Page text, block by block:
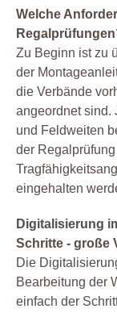
Welche
Zu Beginn ist zu
der
die Verbände
angeordnet sind.
und Feldweiten
der
eingehalten
Digitalisierung
Schritte - große
Die
Bearbeitung der
einfach der